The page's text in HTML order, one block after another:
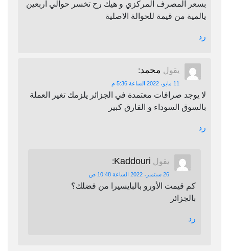
بسعر المصرف المركزي و هيك رح تخسر حوالي اربعين
يالمية من قيمة للحوالة الاصلية
رد
يقول محمد:
11 مايو، 2022 الساعة 5:36 م
لا يوجد صرافات معتمدة في الجزائر يلزمك تغير العملة
بالسوق السوداء و الفارق كبير
رد
يقول Kaddouri
:
26 سبتمبر، 2022 الساعة 10:48 ص
كم قيمت الأورو بالبايسيرا من فضلك؟
بالجزائر
رد